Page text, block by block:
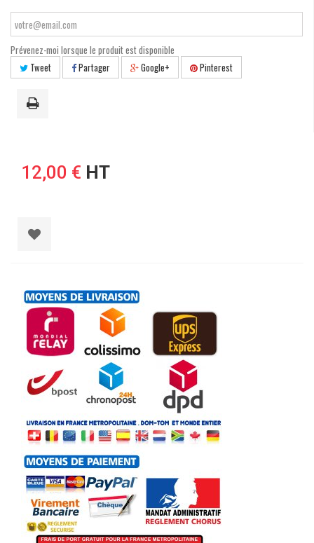
Prévenez-moi lorsque le produit est disponible
Tweet
Partager Google+ Pinterest
12,00 € HT